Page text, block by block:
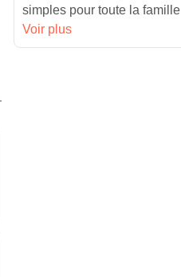
simples pour toute la famille
Voir plus